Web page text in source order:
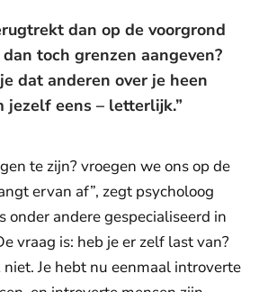
dan op de voorgrond
toch grenzen aangeven?
dat anderen over je heen
jezelf eens – letterlijk.”
te zijn? vroegen we ons op de
ervan af”, zegt psycholoog
onder andere gespecialiseerd in
vraag is: heb je er zelf last van?
Je hebt nu eenmaal introverte